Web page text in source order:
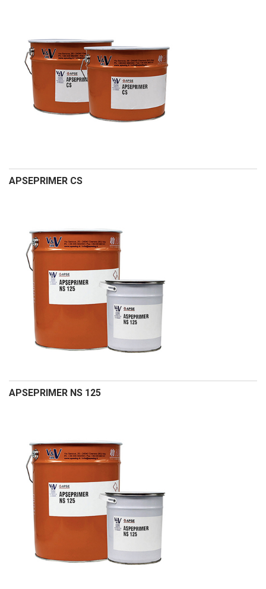
APSEPRIMER CS
APSEPRIMER NS 125